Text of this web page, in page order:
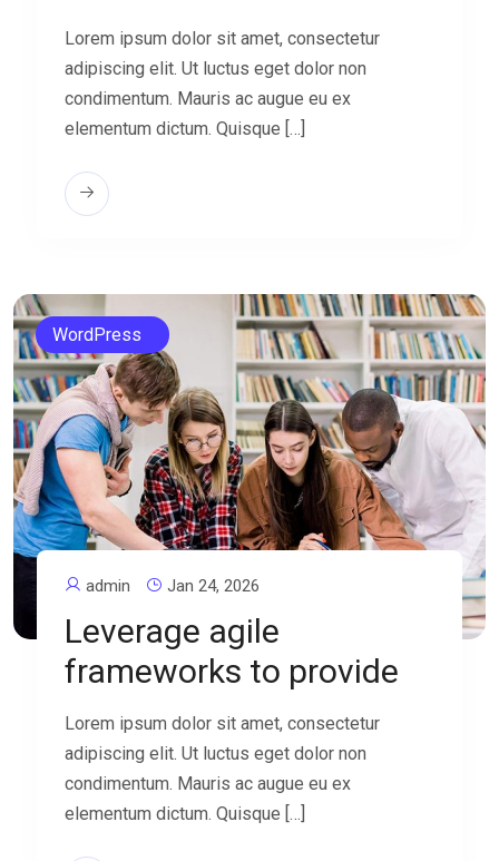
Lorem ipsum dolor sit amet, consectetur
adipiscing elit. Ut luctus eget dolor non
condimentum. Mauris ac augue eu ex
elementum dictum. Quisque […]
WordPress
admin Jan 24, 2026
Leverage agile
frameworks to provide
Lorem ipsum dolor sit amet, consectetur
adipiscing elit. Ut luctus eget dolor non
condimentum. Mauris ac augue eu ex
elementum dictum. Quisque […]